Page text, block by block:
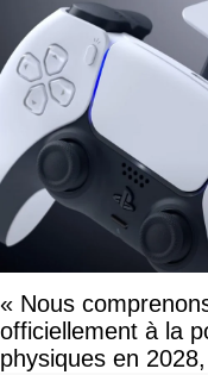
« Nous
officiellement à la
physiques en